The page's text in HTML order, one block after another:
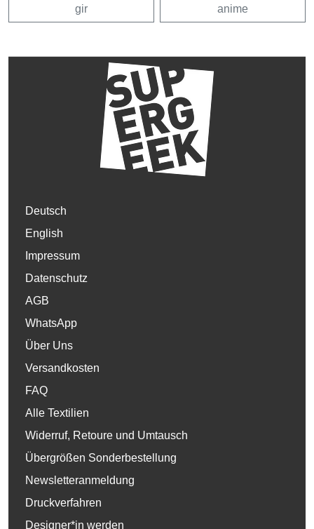
gir anime
Deutsch
English
Impressum
Datenschutz
AGB
WhatsApp
Über Uns
Versandkosten
FAQ
Alle Textilien
Widerruf, Retoure und Umtausch
Übergrößen Sonderbestellung
Newsletteranmeldung
Druckverfahren
Designer*in werden